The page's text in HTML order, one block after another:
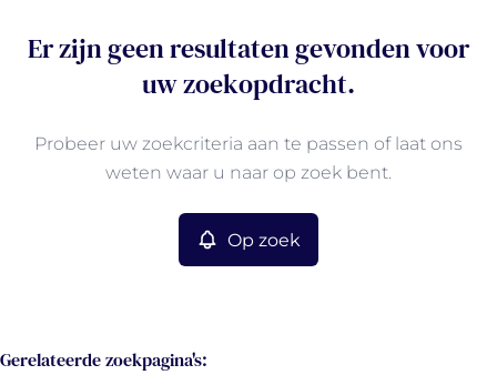
Er zijn geen resultaten gevonden voor
uw zoekopdracht.
Probeer uw zoekcriteria aan te passen of laat ons
weten waar u naar op zoek bent.
Op zoek
Gerelateerde zoekpagina's: